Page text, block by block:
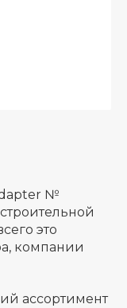
№
это
компании
ассортимент